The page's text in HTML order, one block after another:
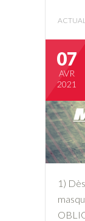
07
AVR
2021
1)